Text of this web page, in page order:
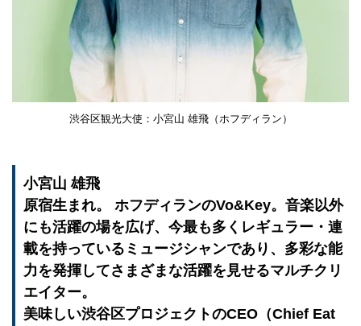
渋谷区観光大使：小宮山 雄飛（ホフディラン）
小宮山 雄飛
原宿生まれ。 ホフディランのVo&Key。音楽以外
にも活躍の場を広げ、今最も多くレギュラー・連
載を持っているミュージシャンであり、多彩な能
力を発揮してさまざまな活躍を見せるマルチクリ
エイター。
美味しい渋谷区プロジェクトのCEO（Chief Eat